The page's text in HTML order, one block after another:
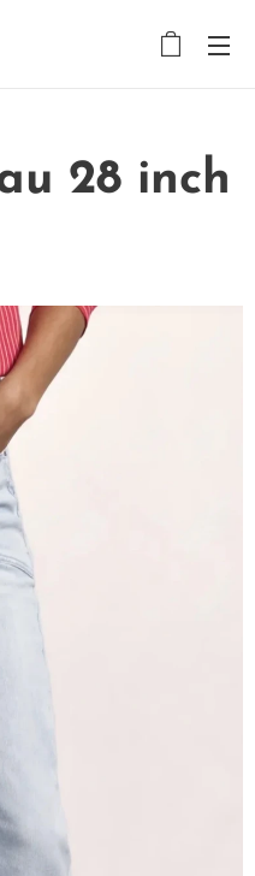
28 inch